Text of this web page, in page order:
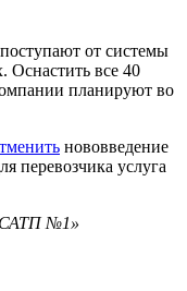
от системы
все 40
планируют во
нововведение
перевозчика услуга
№1»